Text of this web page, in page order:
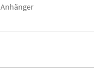
Anhänger